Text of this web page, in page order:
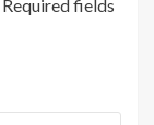
Required fields